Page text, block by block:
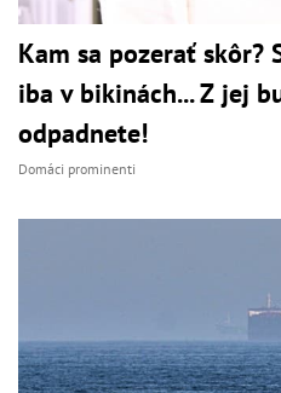
Kam sa pozerať skôr?
iba v bikinách... Z jej
odpadnete!
Domáci prominenti